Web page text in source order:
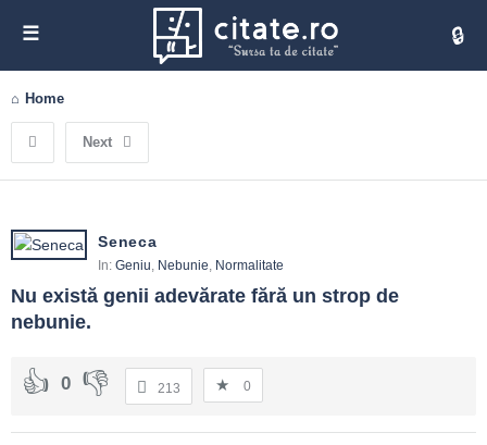
Home
Next
Seneca
In: Geniu, Nebunie, Normalitate
Nu există genii adevărate fără un strop de
nebunie.
0 213 0